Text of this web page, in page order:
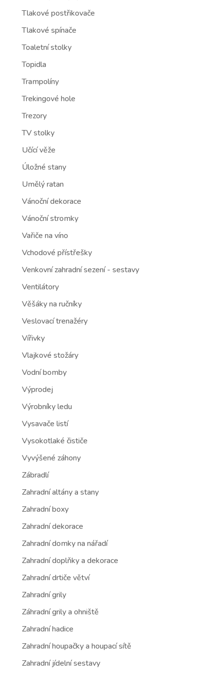
Tlakové postřikovače
Tlakové spínače
Toaletní stolky
Topidla
Trampolíny
Trekingové hole
Trezory
TV stolky
Učící věže
Úložné stany
Umělý ratan
Vánoční dekorace
Vánoční stromky
Vařiče na víno
Vchodové přístřešky
Venkovní zahradní sezení - sestavy
Ventilátory
Věšáky na ručníky
Veslovací trenažéry
Vířivky
Vlajkové stožáry
Vodní bomby
Výprodej
Výrobníky ledu
Vysavače listí
Vysokotlaké čističe
Vyvýšené záhony
Zábradlí
Zahradní altány a stany
Zahradní boxy
Zahradní dekorace
Zahradní domky na nářadí
Zahradní doplňky a dekorace
Zahradní drtiče větví
Zahradní grily
Záhradní grily a ohniště
Zahradní hadice
Zahradní houpačky a houpací sítě
Zahradní jídelní sestavy